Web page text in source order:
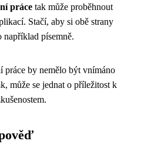
práce tak může proběhnout
Stačí, aby si obě strany
písemně.
práce by nemělo být vnímáno
může se jednat o příležitost k